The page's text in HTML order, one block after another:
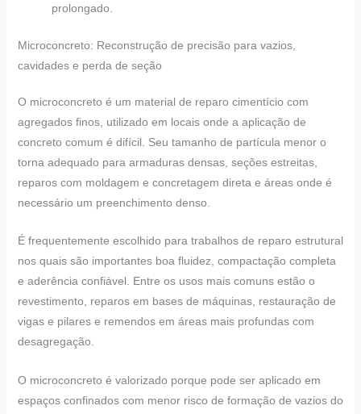
prolongado.
Microconcreto: Reconstrução de precisão para vazios,
cavidades e perda de seção
O microconcreto é um material de reparo cimentício com
agregados finos, utilizado em locais onde a aplicação de
concreto comum é difícil. Seu tamanho de partícula menor o
torna adequado para armaduras densas, seções estreitas,
reparos com moldagem e concretagem direta e áreas onde é
necessário um preenchimento denso.
É frequentemente escolhido para trabalhos de reparo estrutural
nos quais são importantes boa fluidez, compactação completa
e aderência confiável. Entre os usos mais comuns estão o
revestimento, reparos em bases de máquinas, restauração de
vigas e pilares e remendos em áreas mais profundas com
desagregação.
O microconcreto é valorizado porque pode ser aplicado em
espaços confinados com menor risco de formação de vazios do